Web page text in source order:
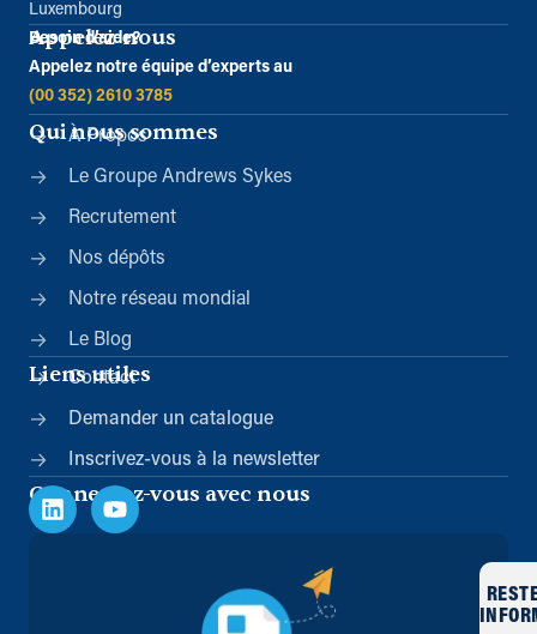
Luxembourg
Appelez-nous
Besoin d’aide?
Appelez notre équipe d’experts au
(00 352) 2610 3785
Qui nous sommes
À Propos
Le Groupe Andrews Sykes
Recrutement
Nos dépôts
Notre réseau mondial
Le Blog
Liens utiles
Contact
Demander un catalogue
Inscrivez-vous à la newsletter
Connectez-vous avec nous